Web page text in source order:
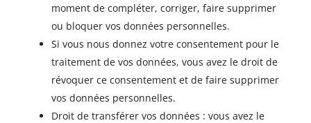
moment de compléter, corriger, faire supprimer
ou bloquer vos données personnelles.
Si vous nous donnez votre consentement pour le
traitement de vos données, vous avez le droit de
révoquer ce consentement et de faire supprimer
vos données personnelles.
Droit de transférer vos données : vous avez le